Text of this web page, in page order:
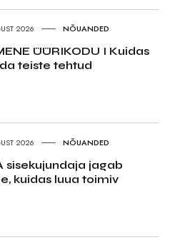
2026 NÕUANDED
ÜÜRIKODU I Kuidas
teiste tehtud
2026 NÕUANDED
sisekujundaja jagab
kuidas luua toimiv